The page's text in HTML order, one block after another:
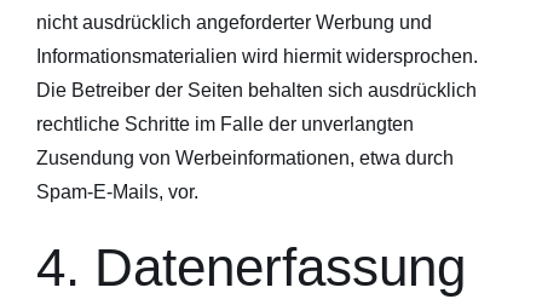
nicht ausdrücklich angeforderter Werbung und
Informationsmaterialien wird hiermit widersprochen.
Die Betreiber der Seiten behalten sich ausdrücklich
rechtliche Schritte im Falle der unverlangten
Zusendung von Werbeinformationen, etwa durch
Spam-E-Mails, vor.
4. Datenerfassung